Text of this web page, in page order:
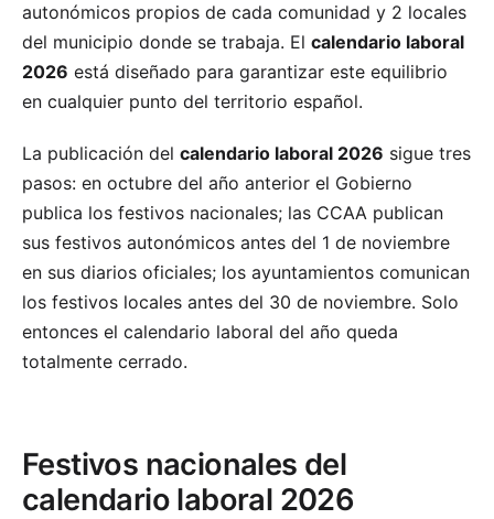
autonómicos propios de cada comunidad y 2 locales
del municipio donde se trabaja. El calendario laboral
2026 está diseñado para garantizar este equilibrio
en cualquier punto del territorio español.
La publicación del calendario laboral 2026 sigue tres
pasos: en octubre del año anterior el Gobierno
publica los festivos nacionales; las CCAA publican
sus festivos autonómicos antes del 1 de noviembre
en sus diarios oficiales; los ayuntamientos comunican
los festivos locales antes del 30 de noviembre. Solo
entonces el calendario laboral del año queda
totalmente cerrado.
Festivos nacionales del
calendario laboral 2026